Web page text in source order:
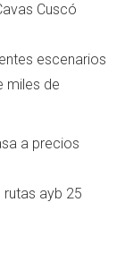
Cuscó
escenarios
miles de
a precios
ayb 25